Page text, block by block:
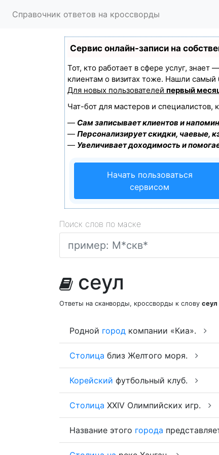
Справочник ответов на кроссворды
Сервис онлайн-записи на
Тот, кто работает в сфере услуг,
клиентам о визитах тоже. Нашли
Для новых пользователей первый
Чат-бот для мастеров и специалистов,
— Сам записывает клиентов и
— Персонализирует скидки, чаевые,
— Увеличивает доходимость и
Начать пользоваться
сервисом
Поиск слов по маске
сеул
Ответы на сканворды, кроссворды к слову сеул
Родной город компании «Киа».
Столица близ Желтого моря.
Корейский футбольный клуб.
Столица XXIV Олимпийских игр.
Название этого города